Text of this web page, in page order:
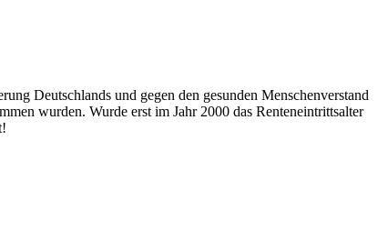
Deutschlands und gegen den gesunden Menschenverstand
wurden. Wurde erst im Jahr 2000 das Renteneintrittsalter